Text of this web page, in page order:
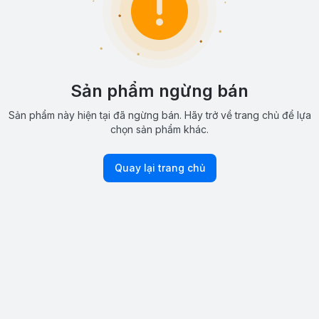
Sản phẩm ngừng bán
Sản phẩm này hiện tại đã ngừng bán. Hãy trở về trang chủ để lựa
chọn sản phẩm khác.
Quay lại trang chủ